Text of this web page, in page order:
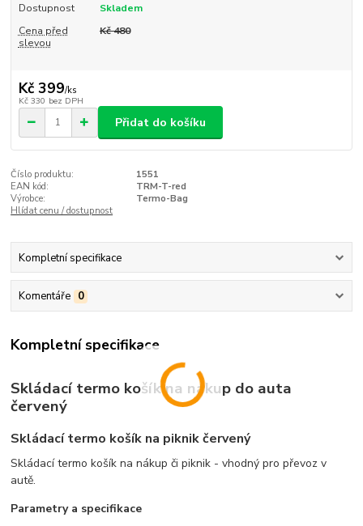
Dostupnost
Skladem
Cena před
slevou
Kč 480
Kč 399/ks
Kč 330 bez DPH
Přidat do košíku
Číslo produktu:
1551
EAN kód:
TRM-T-red
Výrobce:
Termo-Bag
Hlídat cenu / dostupnost
Kompletní specifikace
Komentáře 0
Kompletní specifikace
Skládací termo košík na nákup do auta
červený
Skládací termo košík na piknik červený
Skládací termo košík na nákup či piknik - vhodný pro převoz v
autě.
Parametry a specifikace